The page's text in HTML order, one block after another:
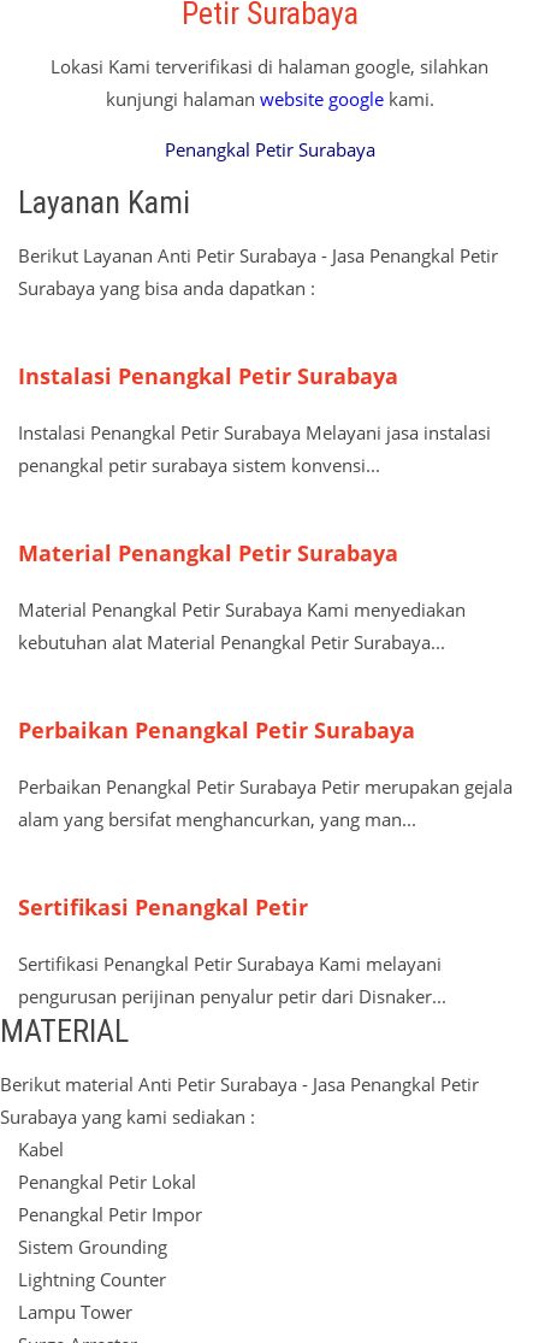
Petir Surabaya
Lokasi Kami terverifikasi di halaman google, silahkan
kunjungi halaman website googlekami.
Penangkal Petir Surabaya
Layanan Kami
Berikut Layanan Anti Petir Surabaya - Jasa Penangkal Petir
Surabaya yang bisa anda dapatkan :
Instalasi Penangkal Petir Surabaya
Instalasi Penangkal Petir Surabaya Melayani jasa instalasi
penangkal petir surabaya sistem konvensi...
Material Penangkal Petir Surabaya
Material Penangkal Petir Surabaya Kami menyediakan
kebutuhan alat Material Penangkal Petir Surabaya...
Perbaikan Penangkal Petir Surabaya
Perbaikan Penangkal Petir Surabaya Petir merupakan gejala
alam yang bersifat menghancurkan, yang man...
Sertifikasi Penangkal Petir
Sertifikasi Penangkal Petir Surabaya Kami melayani
pengurusan perijinan penyalur petir dari Disnaker...
MATERIAL
Berikut material Anti Petir Surabaya - Jasa Penangkal Petir
Surabaya yang kami sediakan :
Kabel
Penangkal Petir Lokal
Penangkal Petir Impor
Sistem Grounding
Lightning Counter
Lampu Tower